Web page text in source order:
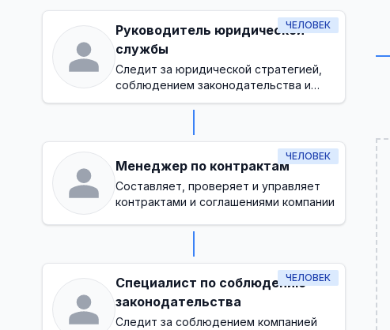
ЧЕЛОВЕК
Руководитель юридической
службы
Следит за юридической стратегией,
соблюдением законодательства и
управлением рисками в компании
ЧЕЛОВЕК
Менеджер по контрактам
Составляет, проверяет и управляет
контрактами и соглашениями компании
ЧЕЛОВЕК
Специалист по соблюдению
законодательства
Следит за соблюдением компанией